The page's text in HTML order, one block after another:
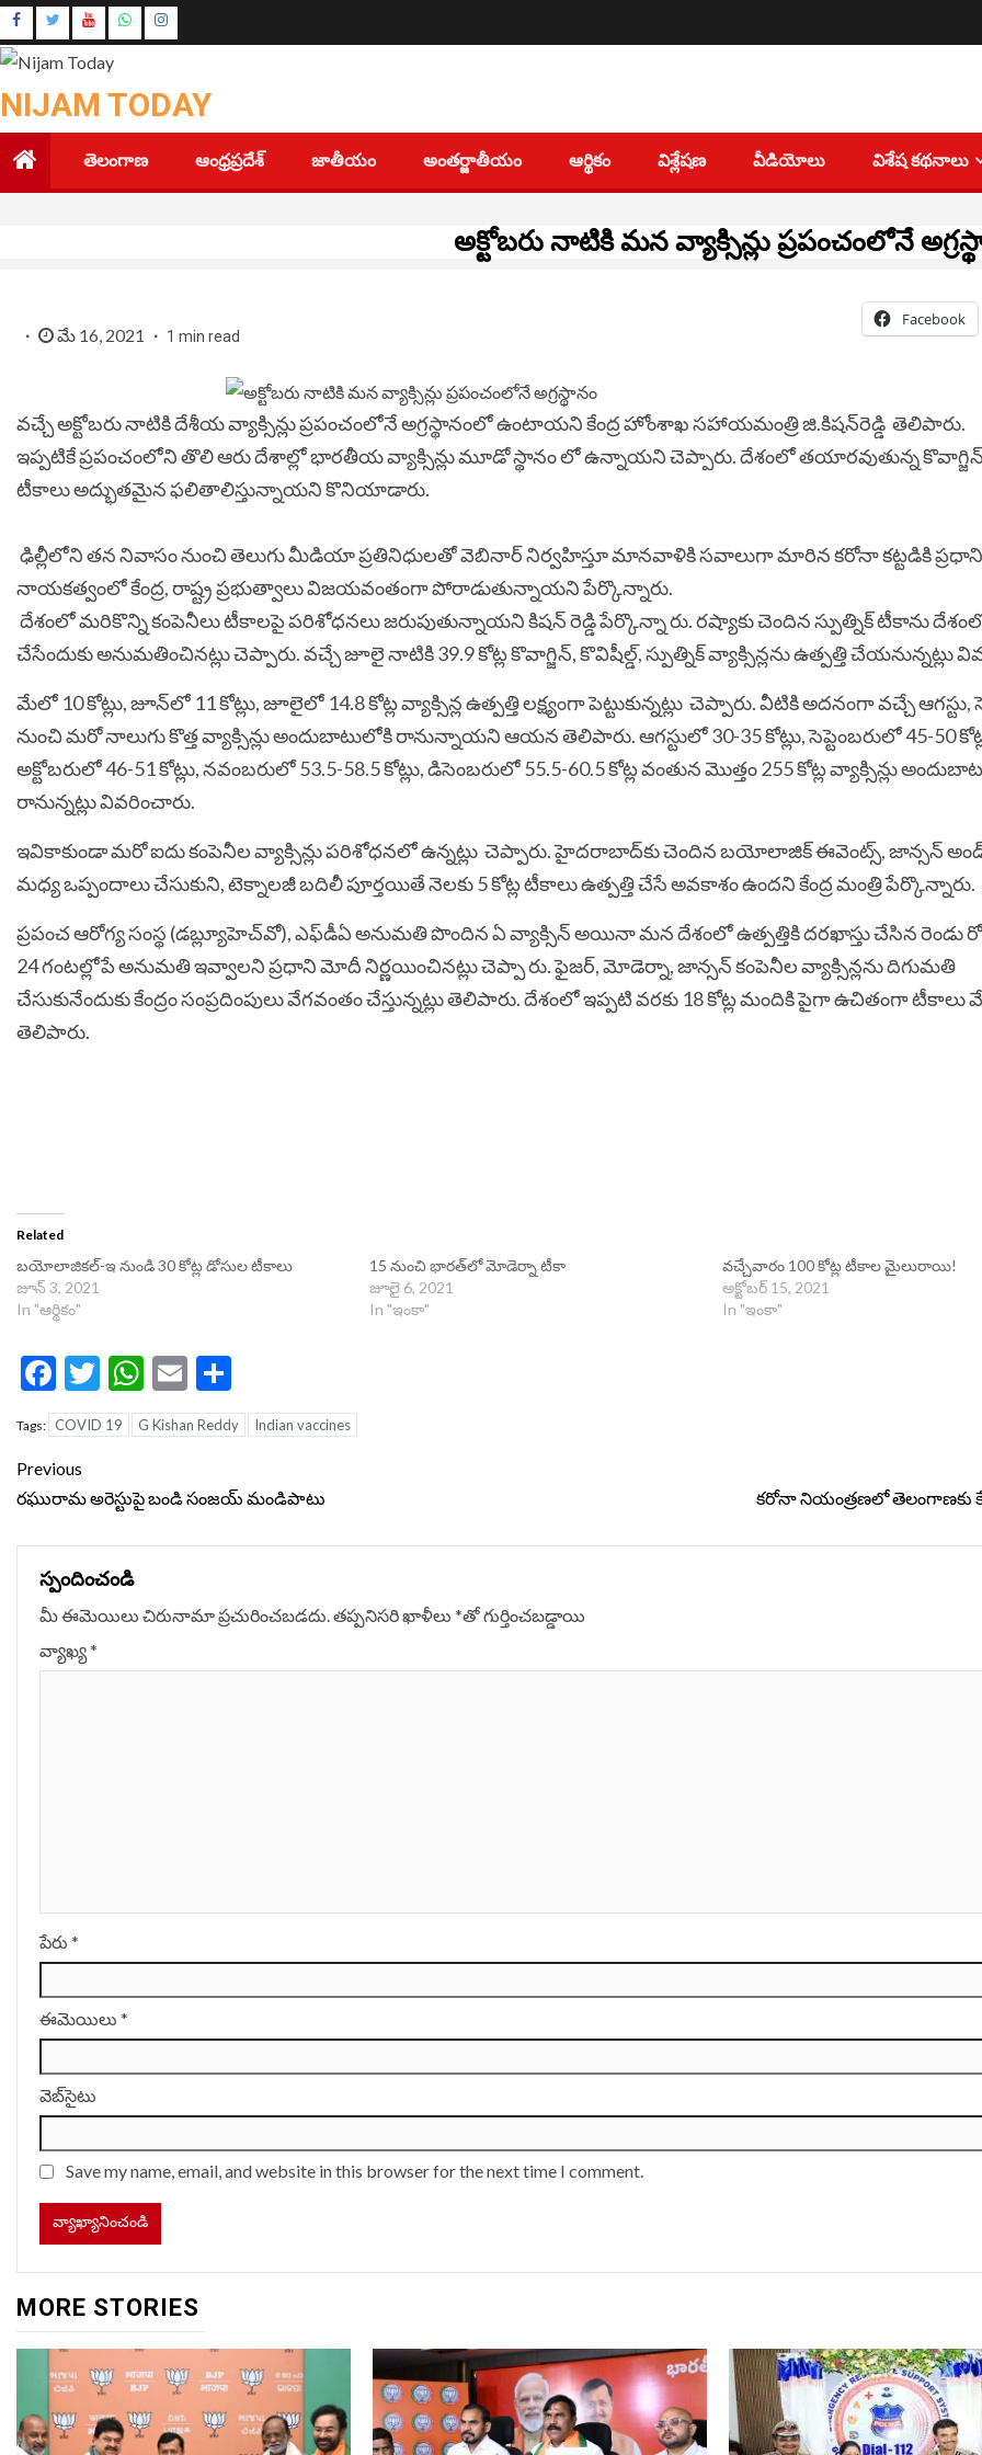
Skip
to
content
Youtube
Instagram
NIJAM TODAY
తెలంగాణ ఆంధ్రప్రదేశ్ జాతీయం అంతర్జాతీయం ఆర్థికం విశ్లేషణ వీడియోలు విశేష కథనాలు
అక్టోబరు నాటికి మన వ్యాక్సిన్లు ప్రపంచంలోనే
మే 16, 2021 1 min read
Facebook
వచ్చే అక్టోబరు నాటికి దేశీయ వ్యాక్సిన్లు ప్రపంచంలోనే అగ్రస్థానంలో ఉంటాయని కేంద్ర హోంశాఖ సహాయమంత్రి జి.కిషన్‌రెడ్డి తెలిపారు.
ఇప్పటికే ప్రపంచంలోని తొలి ఆరు దేశాల్లో భారతీయ వ్యాక్సిన్లు మూడో స్థానం లో ఉన్నాయని చెప్పారు. దేశంలో తయారవుతున్న
టీకాలు అద్భుతమైన ఫలితాలిస్తున్నాయని కొనియాడారు.
ఢిల్లీలోని తన నివాసం నుంచి తెలుగు మీడియా ప్రతినిధులతో వెబినార్‌ నిర్వహిస్తూ మానవాళికి సవాలుగా మారిన కరోనా కట్టడికి
నాయకత్వంలో కేంద్ర, రాష్ట్ర ప్రభుత్వాలు విజయవంతంగా పోరాడుతున్నాయని పేర్కొన్నారు.
దేశంలో మరికొన్ని కంపెనీలు టీకాలపై పరిశోధనలు జరుపుతున్నాయని కిషన్ రెడ్డి పేర్కొన్నా రు. రష్యాకు చెందిన స్పుత్నిక్‌ టీకాను
చేసేందుకు అనుమతించినట్లు చెప్పారు. వచ్చే జూలై నాటికి 39.9 కోట్ల కొవాగ్జిన్‌, కొవిషీల్డ్‌, స్పుత్నిక్‌ వ్యాక్సిన్లను ఉత్పత్తి చేయనున్నట్లు
మేలో 10 కోట్లు, జూన్‌లో 11 కోట్లు, జూలైలో 14.8 కోట్ల వ్యాక్సిన్ల ఉత్పత్తి లక్ష్యంగా పెట్టుకున్నట్లు చెప్పారు. వీటికి అదనంగా వచ్చే ఆగస్టు,
నుంచి మరో నాలుగు కొత్త వ్యాక్సిన్లు అందుబాటులోకి రానున్నాయని ఆయన తెలిపారు. ఆగస్టులో 30-35 కోట్లు, సెప్టెంబరులో 45-50
అక్టోబరులో 46-51 కోట్లు, నవంబరులో 53.5-58.5 కోట్లు, డిసెంబరులో 55.5-60.5 కోట్ల వంతున మొత్తం 255 కోట్ల వ్యాక్సిన్లు
రానున్నట్లు వివరించారు.
ఇవికాకుండా మరో ఐదు కంపెనీల వ్యాక్సిన్లు పరిశోధనలో ఉన్నట్లు చెప్పారు. హైదరాబాద్‌కు చెందిన బయోలాజిక్‌ ఈవెంట్స్‌, జాన్సన్‌
మధ్య ఒప్పందాలు చేసుకుని, టెక్నాలజీ బదిలీ పూర్తయితే నెలకు 5 కోట్ల టీకాలు ఉత్పత్తి చేసే అవకాశం ఉందని కేంద్ర మంత్రి పేర్కొన్నారు.
ప్రపంచ ఆరోగ్య సంస్థ (డబ్ల్యూహెచ్‌వో), ఎఫ్‌డీఏ అనుమతి పొందిన ఏ వ్యాక్సిన్‌ అయినా మన దేశంలో ఉత్పత్తికి దరఖాస్తు చేసిన రెండు
24 గంటల్లోపే అనుమతి ఇవ్వాలని ప్రధాని మోదీ నిర్ణయించినట్లు చెప్పా రు. ఫైజర్‌, మోడెర్నా, జాన్సన్‌ కంపెనీల వ్యాక్సిన్లను దిగుమతి
చేసుకునేందుకు కేంద్రం సంప్రదింపులు వేగవంతం చేస్తున్నట్లు తెలిపారు. దేశంలో ఇప్పటి వరకు 18 కోట్ల మందికి పైగా ఉచితంగా టీకాలు
తెలిపారు.
Related
బయోలాజికల్‌-ఇ నుండి 30 కోట్ల డోసుల టీకాలు
జూన్ 3, 2021
In "ఆర్థికం"
15 నుంచి భారత్‌లో మోడెర్నా టీకా
జూలై 6, 2021
In "ఇంకా"
వచ్చేవారం 100 కోట్ల టీకాల మైలురాయి!
అక్టోబర్ 15, 2021
In "ఇంకా"
Facebook
Twitter
WhatsApp
Email
Tags: COVID 19 G Kishan Reddy Indian vaccines
Continue
Reading
Previous
రఘురామ అరెస్టుపై బండి సంజయ్‌ మండిపాటు
కరోనా నియంత్రణలో తెలంగాణకు
స్పందించండి
మీ ఈమెయిలు చిరునామా ప్రచురించబడదు. తప్పనిసరి ఖాళీలు *‌తో గుర్తించబడ్డాయి
వ్యాఖ్య*
పేరు *
ఈమెయిలు *
వెబ్‌సైటు
Save my name, email, and website in this browser for the next time I comment.
MORE STORIES